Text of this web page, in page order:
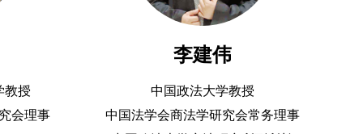
教授
会理事
李建伟
中国政法大学教授
中国法学会商法学研究会常务理事